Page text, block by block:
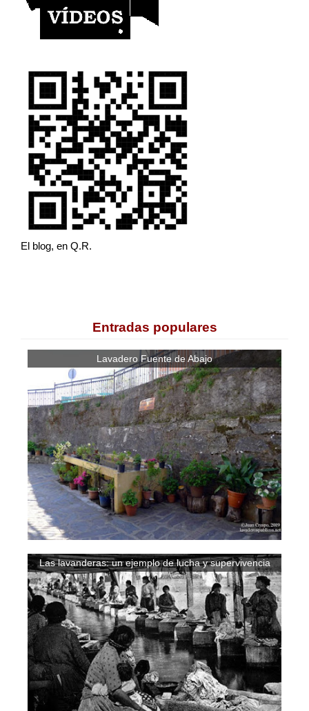
El blog, en Q.R.
Entradas populares
Lavadero Fuente de Abajo
Las lavanderas: un ejemplo de lucha y supervivencia